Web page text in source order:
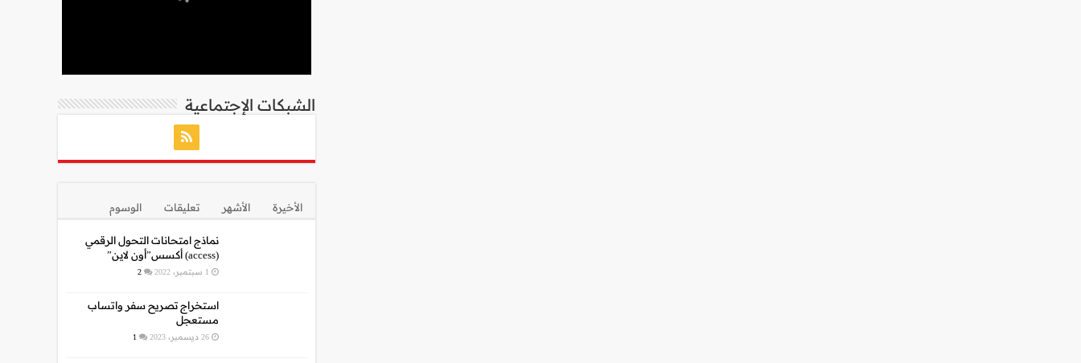
الشبكات الإجتماعية
الأخيرة الأشهر تعليقات الوسوم
نماذج امتحانات التحول الرقمي
(access) أكسس”أون لاين”
1 سبتمبر، 2022 2
استخراج تصريح سفر واتساب
مستعجل
26 ديسمبر، 2023 1